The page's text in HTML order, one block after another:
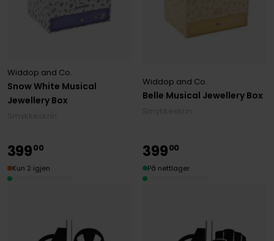
Snow White Musical
Jewellery Box
Widdop and Co.
Belle Musical Jewellery Box
Widdop and Co.
39900
Kun 2 igjen
39900
På nettlager